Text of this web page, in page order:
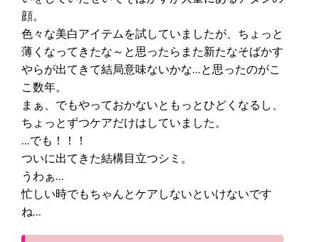
顔。
色々な美白アイテムを試していましたが、ちょっと
薄くなってきたな～と思ったらまた新たなそばかす
やらが出てきて結局意味ないかな…と思ったのがこ
こ数年。
まぁ、でもやっておかないともっとひどくなるし、
ちょっとずつケアだけはしていました。
…でも！！！
ついに出てきた結構目立つシミ。
うわぁ…
忙しい時でもちゃんとケアしないといけないです
ね…